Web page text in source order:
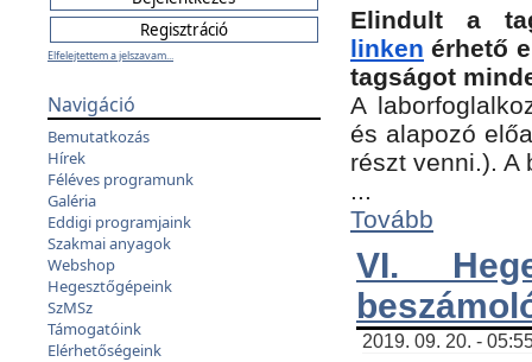
Elfelejtettem a jelszavam...
Navigáció
Bemutatkozás
Hírek
Féléves programunk
Galéria
Eddigi programjaink
Szakmai anyagok
Webshop
Hegesztőgépeink
SzMSz
Támogatóink
Elérhetőségeink
Elindult a
linken érhető
tagságot
A
és alapozó
részt venni.).
...
Tovább
VI.
2019. 09. 20. -